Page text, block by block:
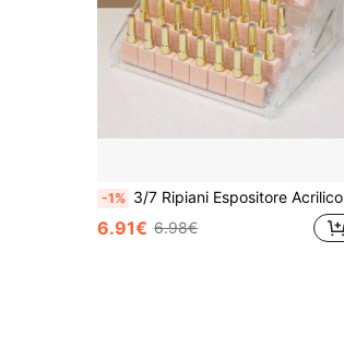
-1% 3/7 Ripiani Espositore Acrilico per Smalti per Unghie, Supporto per Gel UV, Organizer per Trucco di Facile Installazione, Portaoggetti per Gioielli, Scaffale per Scrivania per Unghie, Salvaspazio, Struttura Acrilica Multistrato Smontabile
6.91€ 6.98€